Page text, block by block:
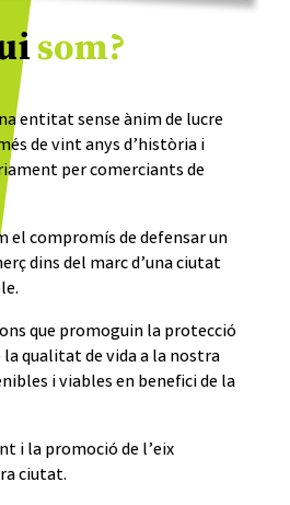
som?
entitat sense ànim de lucre
de vint anys d’història i
per comerciants de
el compromís de defensar un
dins del marc d’una ciutat
que promoguin la protecció
qualitat de vida a la nostra
i viables en benefici de la
i la promoció de l’eix
ciutat.